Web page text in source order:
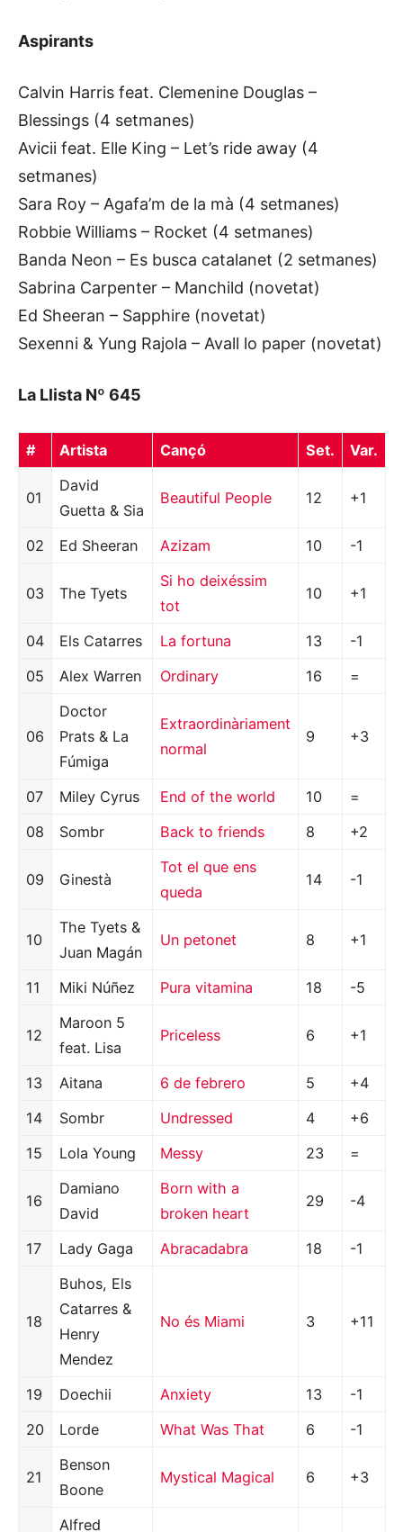
Aspirants
Calvin Harris feat. Clemenine Douglas –
Blessings (4 setmanes)
Avicii feat. Elle King – Let’s ride away (4
setmanes)
Sara Roy – Agafa’m de la mà (4 setmanes)
Robbie Williams – Rocket (4 setmanes)
Banda Neon – Es busca catalanet (2 setmanes)
Sabrina Carpenter – Manchild (novetat)
Ed Sheeran – Sapphire (novetat)
Sexenni & Yung Rajola – Avall lo paper (novetat)
La Llista Nº 645
# Artista Cançó Set. Var.
01
David
Guetta & Sia
Beautiful People 12 +1
02 Ed Sheeran Azizam 10 -1
03 The Tyets
Si ho deixéssim
tot
10 +1
04 Els Catarres La fortuna 13
-1
05
Alex Warren Ordinary 16 =
06
Doctor
Prats & La
Fúmiga
Extraordinàriament
normal
9 +3
07 Miley Cyrus End of the world 10
=
08
Sombr Back to friends 8 +2
09 Ginestà
Tot el que ens
queda
14 -1
10
The Tyets &
Juan Magán
Un petonet 8 +1
11 Miki Núñez Pura vitamina 18 -5
12
Maroon 5
feat. Lisa
Priceless 6 +1
13 Aitana 6 de febrero 5
+4
14
Sombr Undressed 4
+6
15
Lola Young Messy 23 =
16
Damiano
David
Born with a
broken heart
29 -4
17 Lady Gaga Abracadabra 18 -1
18
Buhos, Els
Catarres &
Henry
Mendez
No és Miami 3 +11
19 Doechii Anxiety 13
-1
20
Lorde What Was That 6 -1
21
Benson
Boone
Mystical Magical 6 +3
Alfred